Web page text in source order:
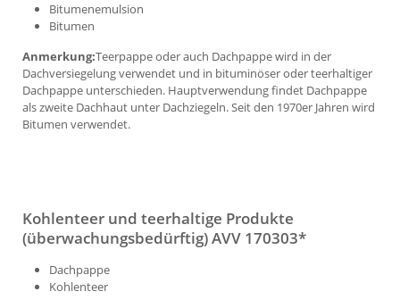
Bitumenemulsion
Bitumen
Anmerkung:Teerpappe oder auch Dachpappe wird in der
Dachversiegelung verwendet und in bituminöser oder teerhaltiger
Dachpappe unterschieden. Hauptverwendung findet Dachpappe
als zweite Dachhaut unter Dachziegeln. Seit den 1970er Jahren wird
Bitumen verwendet.
Kohlenteer und teerhaltige Produkte
(überwachungsbedürftig) AVV 170303*
Dachpappe
Kohlenteer